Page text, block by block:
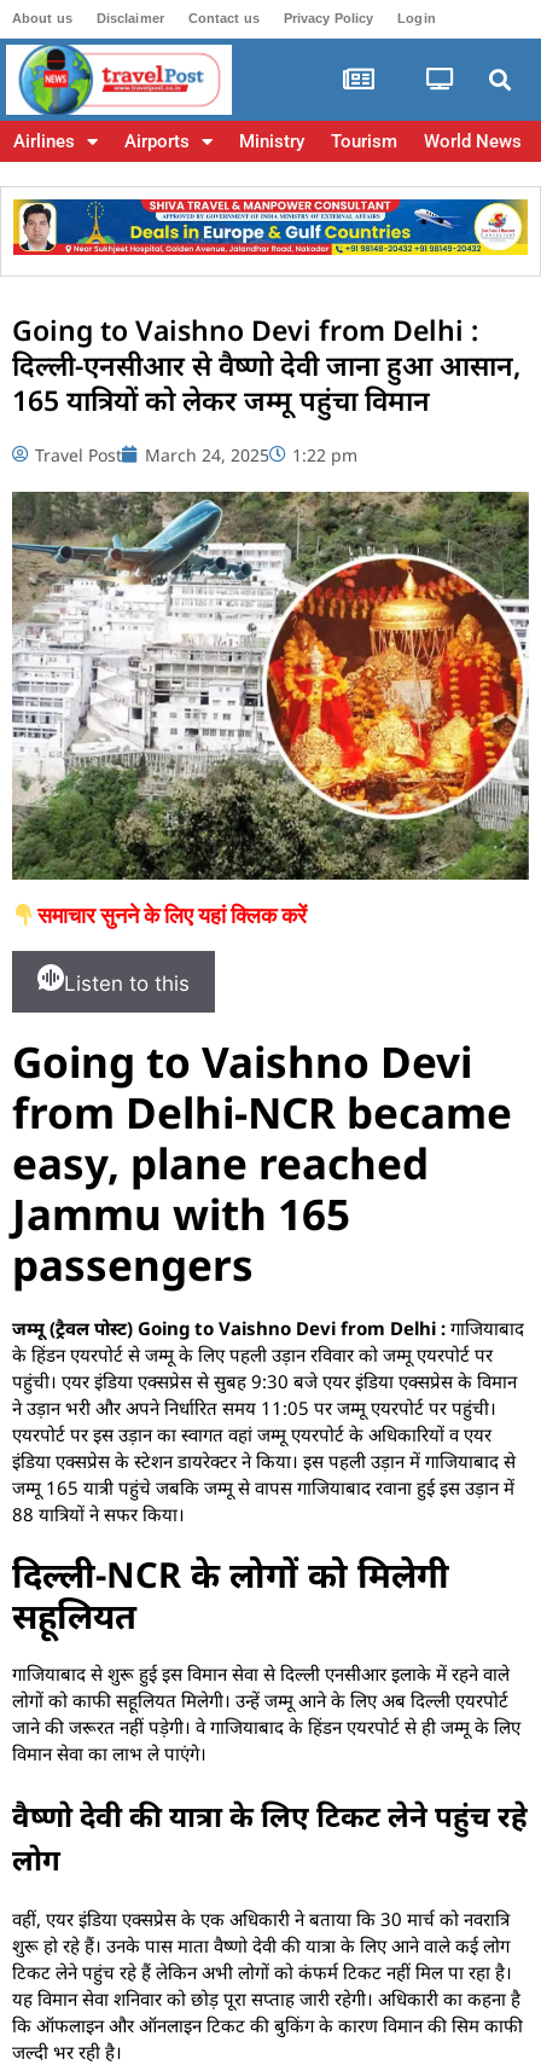
About us Disclaimer Contact us Privacy Policy Login
Airlines Airports Ministry Tourism World News
Going to Vaishno Devi from Delhi :
दिल्ली-एनसीआर से वैष्णो देवी जाना हुआ आसान,
165 यात्रियों को लेकर जम्मू पहुंचा विमान
Travel Post March 24, 2025 1:22 pm
समाचार सुनने के लिए यहां क्लिक करें
Listen to this
Going to Vaishno Devi
from Delhi-NCR became
easy, plane reached
Jammu with 165
passengers
जम्मू (ट्रैवल पोस्ट) Going to Vaishno Devi from Delhi : गाजियाबाद
के हिंडन एयरपोर्ट से जम्मू के लिए पहली उड़ान रविवार को जम्मू एयरपोर्ट पर
पहुंची। एयर इंडिया एक्सप्रेस से सुबह 9:30 बजे एयर इंडिया एक्सप्रेस के विमान
ने उड़ान भरी और अपने निर्धारित समय 11:05 पर जम्मू एयरपोर्ट पर पहुंची।
एयरपोर्ट पर इस उड़ान का स्वागत वहां जम्मू एयरपोर्ट के अधिकारियों व एयर
इंडिया एक्सप्रेस के स्टेशन डायरेक्टर ने किया। इस पहली उड़ान में गाजियाबाद से
जम्मू 165 यात्री पहुंचे जबकि जम्मू से वापस गाजियाबाद रवाना हुई इस उड़ान में
88 यात्रियों ने सफर किया।
दिल्ली-NCR के लोगों को मिलेगी
सहूलियत
गाजियाबाद से शुरू हुई इस विमान सेवा से दिल्ली एनसीआर इलाके में रहने वाले
लोगों को काफी सहूलियत मिलेगी। उन्हें जम्मू आने के लिए अब दिल्ली एयरपोर्ट
जाने की जरूरत नहीं पड़ेगी। वे गाजियाबाद के हिंडन एयरपोर्ट से ही जम्मू के लिए
विमान सेवा का लाभ ले पाएंगे।
वैष्णो देवी की यात्रा के लिए टिकट लेने पहुंच रहे
लोग
वहीं, एयर इंडिया एक्सप्रेस के एक अधिकारी ने बताया कि 30 मार्च को नवरात्रि
शुरू हो रहे हैं। उनके पास माता वैष्णो देवी की यात्रा के लिए आने वाले कई लोग
टिकट लेने पहुंच रहे हैं लेकिन अभी लोगों को कंफर्म टिकट नहीं मिल पा रहा है।
यह विमान सेवा शनिवार को छोड़ पूरा सप्ताह जारी रहेगी। अधिकारी का कहना है
कि ऑफलाइन और ऑनलाइन टिकट की बुकिंग के कारण विमान की सिम काफी
जल्दी भर रही है।